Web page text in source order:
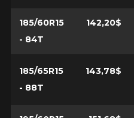
185/60R15
- 84T
142,20$
185/65R15
- 88T
143,78$